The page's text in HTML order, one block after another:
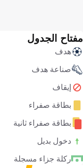
مفتاح الجدول
هدف
صناعة هدف
إيقاف
بطاقة صفراء
بطاقة صفراء ثانية
دخول بديل
ركلة جزاء مسجلة